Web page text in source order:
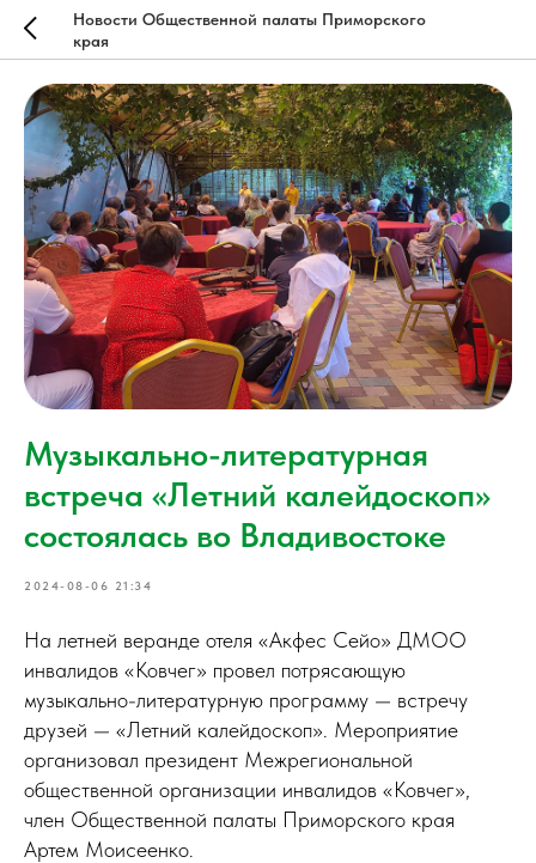
Новости Общественной палаты Приморского
края
Музыкально-литературная
встреча «Летний калейдоскоп»
состоялась во Владивостоке
2024-08-06 21:34
На летней веранде отеля «Акфес Сейо» ДМОО
инвалидов «Ковчег» провел потрясающую
музыкально-литературную программу — встречу
друзей — «Летний калейдоскоп». Мероприятие
организовал президент Межрегиональной
общественной организации инвалидов «Ковчег»,
член Общественной палаты Приморского края
Артем Моисеенко.